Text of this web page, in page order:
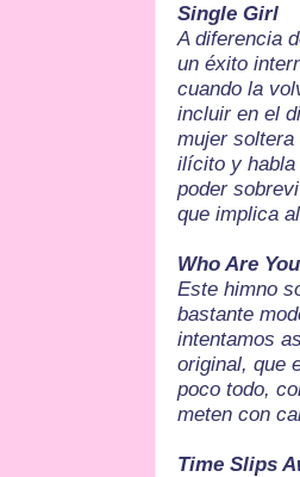
Single Girl
A diferencia
un éxito
cuando la
incluir en el
mujer soltera
ilícito y habla
poder
que implica
Who Are
Este himno
bastante
intentamos
original, que
poco todo,
meten con
Time Slips